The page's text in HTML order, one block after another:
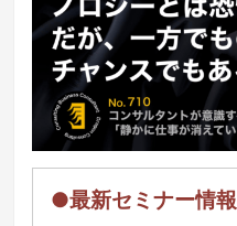
●最新セミナー情報